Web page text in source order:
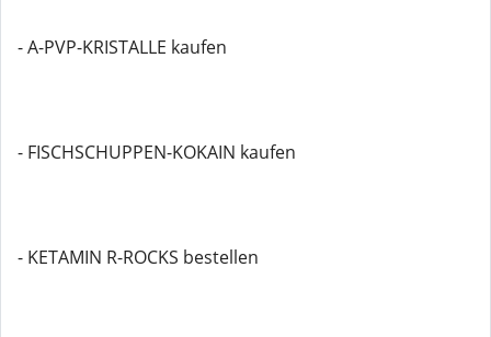
- A-PVP-KRISTALLE kaufen
- FISCHSCHUPPEN-KOKAIN kaufen
- KETAMIN R-ROCKS bestellen